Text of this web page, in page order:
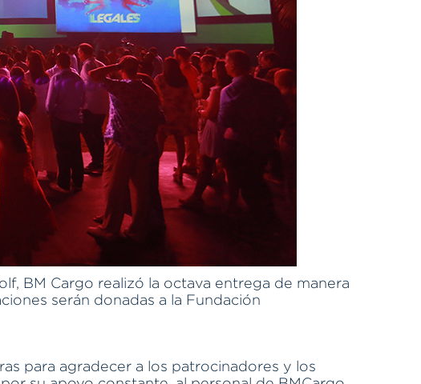
BM Cargo realizó la octava entrega de manera
serán donadas a la Fundación
para agradecer a los patrocinadores y los